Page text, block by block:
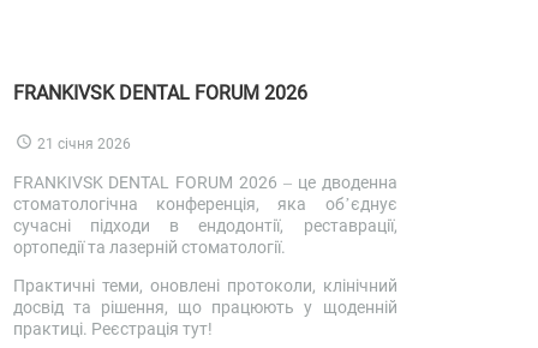
FRANKIVSK DENTAL FORUM 2026
21 січня 2026
FRANKIVSK DENTAL FORUM 2026 – це дводенна
стоматологічна конференція, яка об’єднує
сучасні підходи в ендодонтії, реставрації,
ортопедії та лазерній стоматології.
Практичні теми, оновлені протоколи, клінічний
досвід та рішення, що працюють у щоденній
практиці. Реєстрація тут!